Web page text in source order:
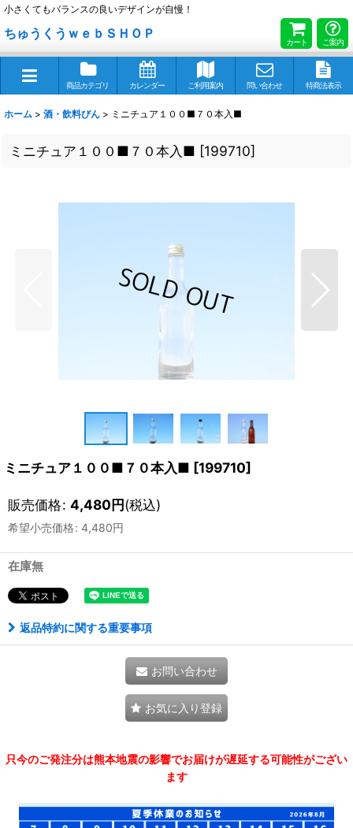
小さくてもバランスの良いデザインが自慢！
ちゅうくうｗｅｂＳＨＯＰ
カート ご案内
商品カテゴリ カレンダー ご利用案内 問い合わせ 特商法表示
ホーム > 酒・飲料びん > ミニチュア１００■７０本入■
ミニチュア１００■７０本入■ [199710]
ミニチュア１００■７０本入■ [199710]
販売価格: 4,480円(税込)
希望小売価格: 4,480円
在庫無
返品特約に関する重要事項
お問い合わせ
お気に入り登録
只今のご発注分は熊本地震の影響でお届けが遅延する可能性がござい
ます